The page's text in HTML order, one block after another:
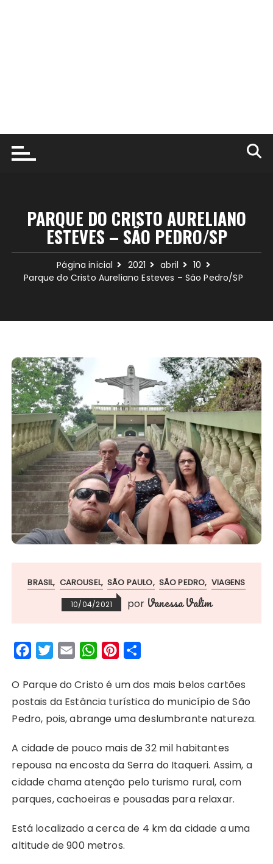
PARQUE DO CRISTO AURELIANO
ESTEVES – SÃO PEDRO/SP
Página inicial 2021 abril
10
Parque do Cristo Aureliano Esteves – São Pedro/SP
BRASIL CAROUSEL SÃO PAULO SÃO PEDRO VIAGENS
10/04/2021 por Vanessa Valim
c
e
b
o
k
i
t
t
r
a
i
l
W
a
t
s
p
p
n
t
e
e
s
t
a
r
e
O Parque do Cristo é um dos mais belos cartões
postais da Estância turística do município de São
Pedro, pois, abrange uma deslumbrante natureza.
A cidade de pouco mais de 32 mil habitantes
repousa na encosta da Serra do Itaqueri. Assim, a
cidade chama atenção pelo turismo rural, com
parques, cachoeiras e pousadas para relaxar.
Está localizado a cerca de 4 km da cidade a uma
altitude de 900 metros.